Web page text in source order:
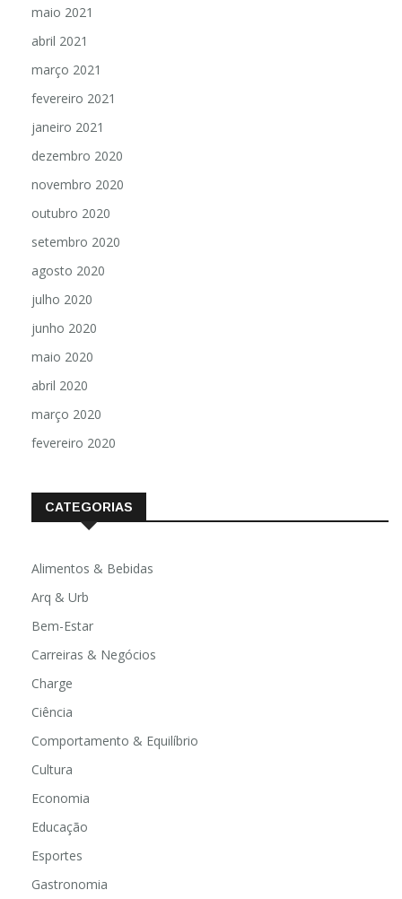
maio 2021
abril 2021
março 2021
fevereiro 2021
janeiro 2021
dezembro 2020
novembro 2020
outubro 2020
setembro 2020
agosto 2020
julho 2020
junho 2020
maio 2020
abril 2020
março 2020
fevereiro 2020
CATEGORIAS
Alimentos & Bebidas
Arq & Urb
Bem-Estar
Carreiras & Negócios
Charge
Ciência
Comportamento & Equilíbrio
Cultura
Economia
Educação
Esportes
Gastronomia